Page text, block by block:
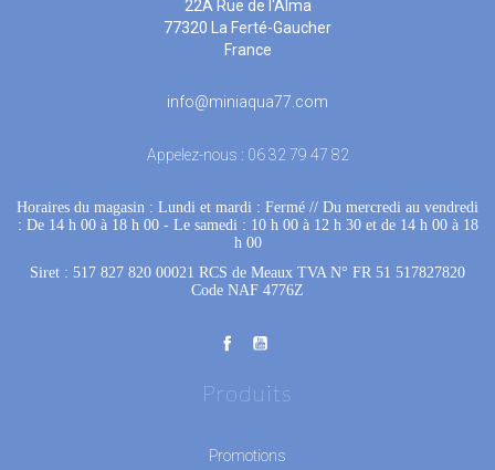
22A Rue de l'Alma
77320 La Ferté-Gaucher
France
info@miniaqua77.com
Appelez-nous : 06 32 79 47 82
Horaires du magasin : Lundi et mardi : Fermé // Du mercredi au vendredi
: De 14 h 00 à 18 h 00 - Le samedi : 10 h 00 à 12 h 30 et de 14 h 00 à 18
h 00
Siret : 517 827 820 00021 RCS de Meaux TVA N° FR 51 517827820
Code NAF 4776Z
Produits
Promotions